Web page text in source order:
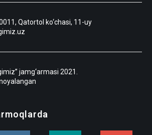
Qatortol ko‘chasi, 11-uy
jamg‘armasi 2021.